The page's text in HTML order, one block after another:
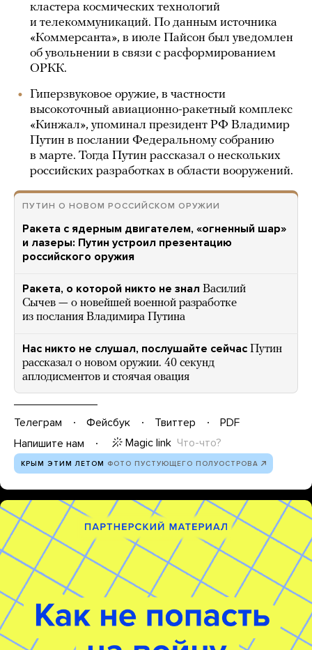
кластера космических технологий
и телекоммуникаций. По данным источника
«Коммерсанта», в июле Пайсон был уведомлен
об увольнении в связи с расформированием
ОРКК.
Гиперзвуковое оружие, в частности
высокоточный авиационно-ракетный комплекс
«Кинжал», упоминал президент РФ Владимир
Путин в послании Федеральному собранию
в марте. Тогда Путин рассказал о нескольких
российских разработках в области вооружений.
ПУТИН О НОВОМ РОССИЙСКОМ ОРУЖИИ
Ракета с ядерным двигателем, «огненный шар»
и лазеры: Путин устроил презентацию
российского оружия
Ракета, о которой никто не знал Василий
Сычев — о новейшей военной разработке
из послания Владимира Путина
Нас никто не слушал, послушайте сейчас Путин
рассказал о новом оружии. 40 секунд
аплодисментов и стоячая овация
Телеграм Фейсбук Твиттер
PDF
Напишите нам
Magic link Что-что?
КРЫМ ЭТИМ ЛЕТОМ ФОТО ПУСТУЮЩЕГО ПОЛУОСТРОВА